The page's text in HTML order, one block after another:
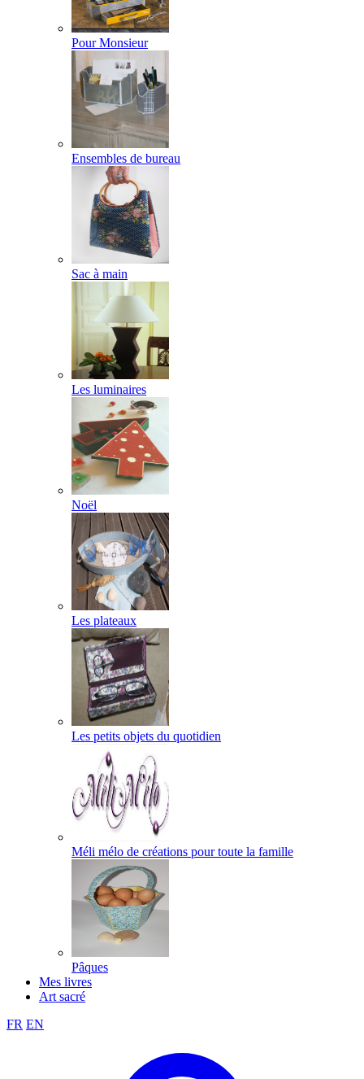
Pour Monsieur
Ensembles de bureau
Sac à main
Les luminaires
Noël
Les plateaux
Les petits objets du quotidien
Méli mélo de créations pour toute la famille
Pâques
Mes livres
Art sacré
FR EN